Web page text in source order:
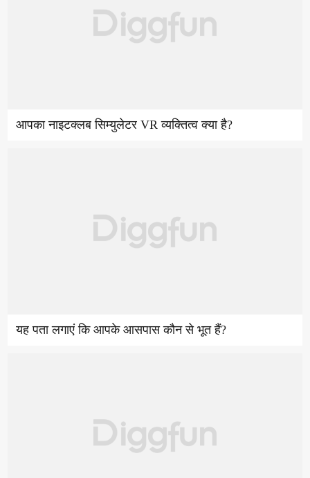
आपका नाइटक्लब सिम्युलेटर VR व्यक्तित्व क्या है?
यह पता लगाएं कि आपके आसपास कौन से भूत हैं?